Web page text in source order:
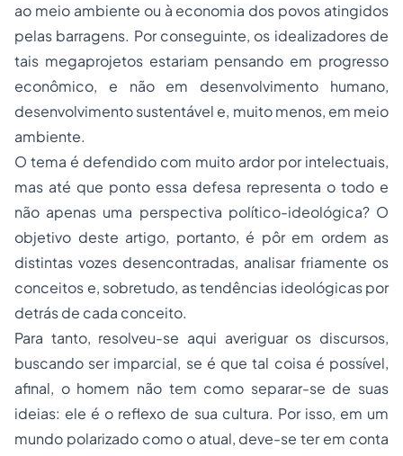
ao meio ambiente ou à economia dos povos atingidos
pelas barragens. Por conseguinte, os idealizadores de
tais megaprojetos estariam pensando em progresso
econômico, e não em desenvolvimento humano,
desenvolvimento sustentável e, muito menos, em meio
ambiente.
O tema é defendido com muito ardor por intelectuais,
mas até que ponto essa defesa representa o todo e
não apenas uma perspectiva político-ideológica? O
objetivo deste artigo, portanto, é pôr em ordem as
distintas vozes desencontradas, analisar friamente os
conceitos e, sobretudo, as tendências ideológicas por
detrás de cada conceito.
Para tanto, resolveu-se aqui averiguar os discursos,
buscando ser imparcial, se é que tal coisa é possível,
afinal, o homem não tem como separar-se de suas
ideias: ele é o reflexo de sua cultura. Por isso, em um
mundo polarizado como o atual, deve-se ter em conta